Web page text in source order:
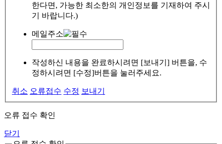
한다면, 가능한 최소한의 개인정보를 기재하여 주시
기 바랍니다.)
메일주소
작성하신 내용을 완료하시려면 [보내기] 버튼을, 수
정하시려면 [수정]버튼을 눌러주세요.
취소 오류접수 수정 보내기
오류 접수 확인
닫기